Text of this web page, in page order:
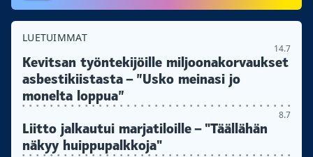
LUETUIMMAT
14.7
Kevitsan työntekijöille miljoonakorvaukset
asbestikiistasta – ”Usko meinasi jo
monelta loppua”
8.7
Liitto jalkautui marjatiloille – "Täällähän
näkyy huippupalkkoja"